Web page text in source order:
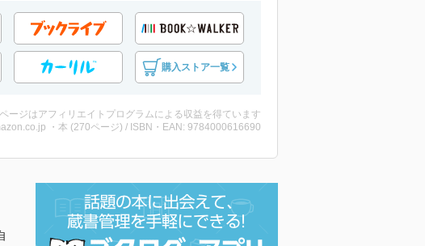
購入ストア一覧
ージはアフィリエイトプログラムによる収益を得ています
・本 (270ページ) / ISBN・EAN: 9784000616690